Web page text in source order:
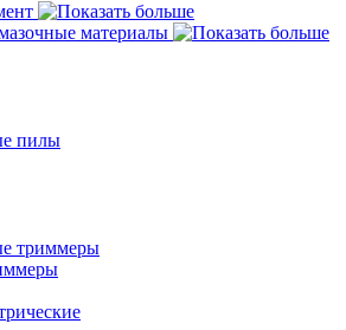
материалы
пилы
триммеры